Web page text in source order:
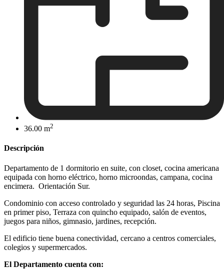
36.00 m2
Descripción
Departamento de 1 dormitorio en suite, con closet, cocina americana
equipada con horno eléctrico, horno microondas, campana, cocina
encimera. Orientación Sur.
Condominio con acceso controlado y seguridad las 24 horas, Piscina
en primer piso, Terraza con quincho equipado, salón de eventos,
juegos para niños, gimnasio, jardines, recepción.
El edificio tiene buena conectividad, cercano a centros comerciales,
colegios y supermercados.
El Departamento cuenta con: